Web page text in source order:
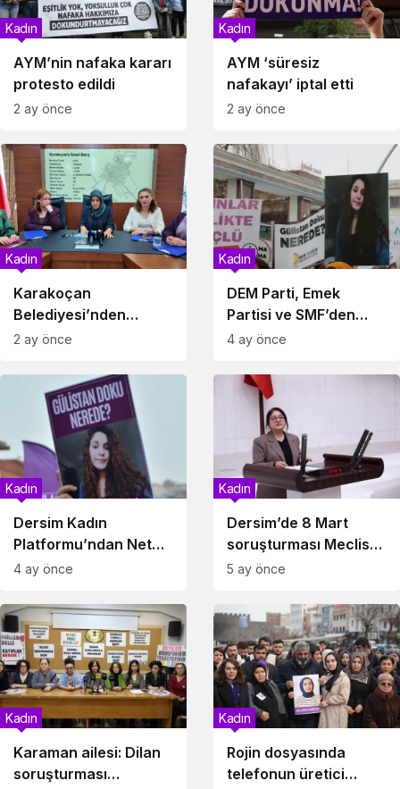
AYM’nin nafaka kararı
protesto edildi
Kadın
2 ay önce
AYM ‘süresiz
nafakayı’ iptal etti
Kadın
2 ay önce
Karakoçan
Belediyesi’nden
Şiddete Geçit Yok
Kadın
2 ay önce
DEM Parti, Emek
Partisi ve SMF’den
Ortak Vurgu:
Soruşturma
Genişletilsin”
Kadın
4 ay önce
Dersim Kadın
Platformu’ndan Net
Çağrı: Dönemin Valisi
Edilsin
Kadın
4 ay önce
Dersim’de 8 Mart
soruşturması Meclis
gündeminde: 7 kadın
için önerge
Kadın
5 ay önce
Karaman ailesi: Dilan
soruşturması
Kadın
Rojin dosyasında
telefonun üretici
Kadın